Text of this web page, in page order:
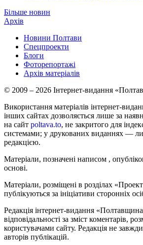
Більше новин
Архів
Новини Полтави
Спецпроекти
Блоги
Фоторепортажі
Архів матеріалів
© 2009 – 2026 Інтернет-видання
Використання матеріалів інтернет-
інших сайтах дозволяється лише за
на сайт poltava.to, не закритого для
системами; у друкованих виданнях —
редакцією.
Матеріали, позначені написом ,
основі.
Матеріали, розміщені в розділах
публікуються за ініціативи сторонніх
Редакція інтернет-видання
відповідальності за зміст коментарів,
користувачами сайту. Редакція не
авторів публікацій.